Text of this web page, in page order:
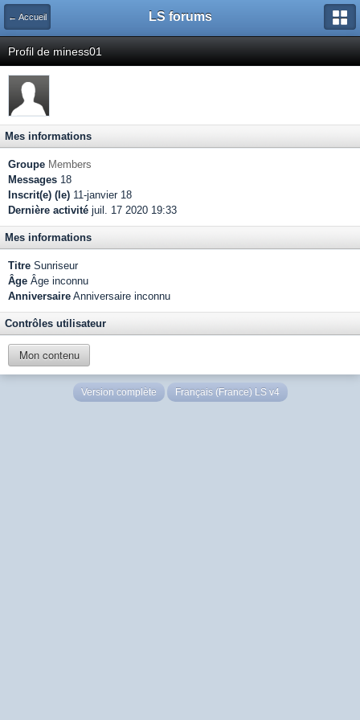
← Accueil LS forums
Profil de miness01
Mes informations
Groupe Members
Messages 18
Inscrit(e) (le) 11-janvier 18
Dernière activité juil. 17 2020 19:33
Mes informations
Titre Sunriseur
Âge Âge inconnu
Anniversaire Anniversaire inconnu
Contrôles utilisateur
Mon contenu
Version complète Français (France) LS v4